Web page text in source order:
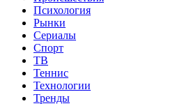
Психология
Рынки
Сериалы
Спорт
ТВ
Теннис
Технологии
Тренды